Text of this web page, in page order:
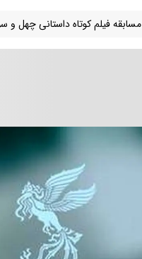
فیلم کوتاه داستانی چهل